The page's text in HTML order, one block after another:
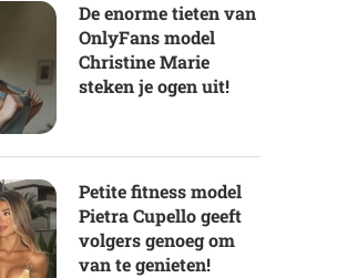
De enorme tieten van
OnlyFans model
Christine Marie
steken je ogen uit!
Petite fitness model
Pietra Cupello geeft
volgers genoeg om
van te genieten!